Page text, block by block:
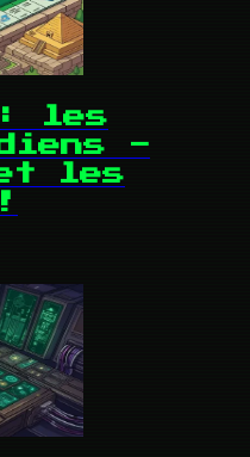
: les
-
les